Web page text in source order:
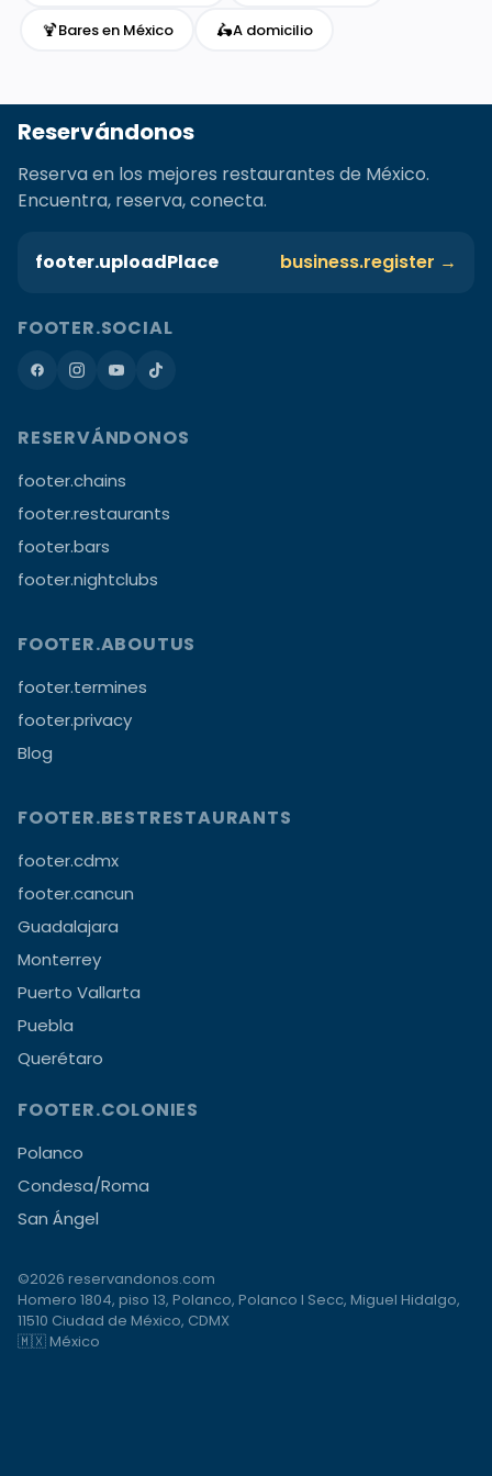
🍹Bares en México 🛵A domicilio
Reservándonos
Reserva en los mejores restaurantes de México.
Encuentra, reserva, conecta.
footer.uploadPlace business.register →
FOOTER.SOCIAL
RESERVÁNDONOS
footer.chains
footer.restaurants
footer.bars
footer.nightclubs
FOOTER.ABOUTUS
footer.termines
footer.privacy
Blog
FOOTER.BESTRESTAURANTS
footer.cdmx
footer.cancun
Guadalajara
Monterrey
Puerto Vallarta
Puebla
Querétaro
FOOTER.COLONIES
Polanco
Condesa/Roma
San Ángel
©2026 reservandonos.com
Homero 1804, piso 13, Polanco, Polanco I Secc, Miguel Hidalgo,
11510 Ciudad de México, CDMX
🇲🇽 México